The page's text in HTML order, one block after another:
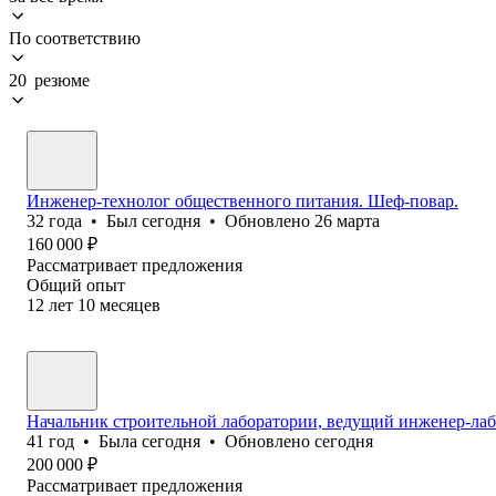
По соответствию
20 резюме
Инженер-технолог общественного питания. Шеф-повар.
32 года • Был сегодня • Обновлено 26 марта
160 000 ₽
Рассматривает предложения
Общий опыт
12 лет 10 месяцев
Начальник строительной лаборатории, ведущий инженер-
41 год • Была сегодня • Обновлено сегодня
200 000 ₽
Рассматривает предложения